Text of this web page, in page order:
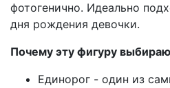
фотогенично. Идеально
дня рождения девочки.
Почему эту фигуру
Единорог - один из